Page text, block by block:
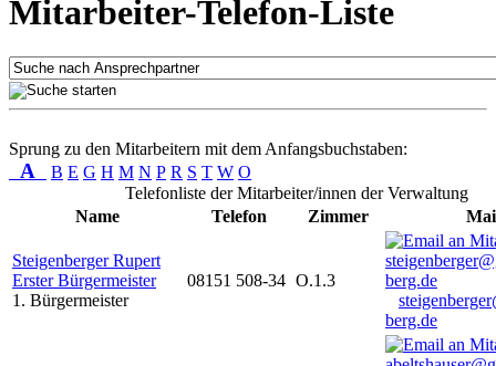
Mitarbeiter-Telefon-Liste
Sprung zu den Mitarbeitern mit dem Anfangsbuchstaben:
A B E G H M N P R S T W O
Telefonliste der Mitarbeiter/innen der Verwaltung
Name
Telefon Zimmer
Steigenberger Rupert
Erster Bürgermeister
1. Bürgermeister
08151 508-34 O.1.3
berg.de